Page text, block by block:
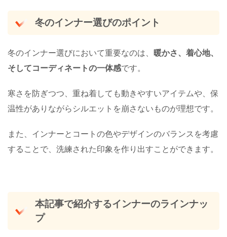
冬のインナー選びのポイント
冬のインナー選びにおいて重要なのは、 暖かさ、着心地、
そしてコーディネートの一体感です。
寒さを防ぎつつ、重ね着しても動きやすいアイテムや、保
温性がありながらシルエットを崩さないものが理想です。
また、インナーとコートの色やデザインのバランスを考慮
することで、洗練された印象を作り出すことができます。
本記事で紹介するインナーのラインナッ
プ